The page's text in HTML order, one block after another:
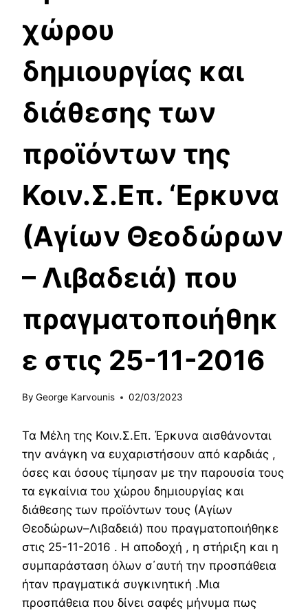
χώρου
δημιουργίας και
διάθεσης των
προϊόντων της
Κοιν.Σ.Επ. ‘Ερκυνα
(Αγίων Θεοδώρων
– Λιβαδειά) που
πραγματοποιήθηκ
ε στις 25-11-2016
By George Karvounis 02/03/2023
Τα Μέλη της Κοιν.Σ.Επ. Έρκυνα αισθάνονται
την ανάγκη να ευχαριστήσουν από καρδιάς ,
όσες και όσους τίμησαν με την παρουσία τους
τα εγκαίνια του χώρου δημιουργίας και
διάθεσης των προϊόντων τους (Αγίων
Θεοδώρων–Λιβαδειά) που πραγματοποιήθηκε
στις 25-11-2016 . Η αποδοχή , η στήριξη και η
συμπαράσταση όλων σ΄αυτή την προσπάθεια
ήταν πραγματικά συγκινητική .Μια
προσπάθεια που δίνει σαφές μήνυμα πως